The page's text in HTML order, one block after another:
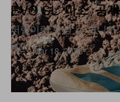
패션
EVO SL ‘마스’ 공개
퍼렐이랑 화성 갈 꺼니까.
Mar 18, 2026